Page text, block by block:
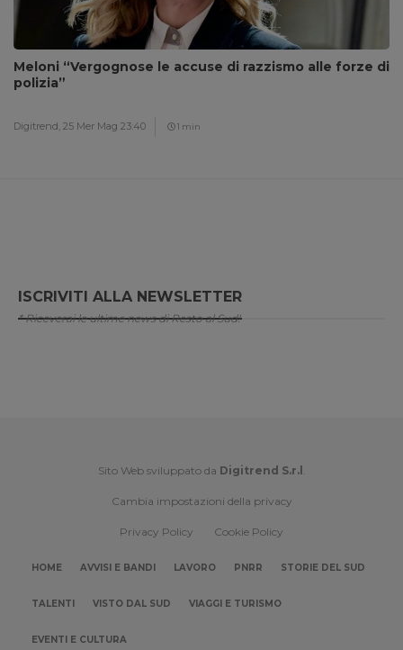
Meloni “Vergognose le accuse di razzismo alle forze di
polizia”
Digitrend, 25 Mer Mag 23:40 1 min
ISCRIVITI ALLA NEWSLETTER
* Riceverai le ultime news di Resto al Sud!
Sito Web sviluppato da Digitrend S.r.l .
Cambia impostazioni della privacy
Privacy Policy Cookie Policy
HOME AVVISI E BANDI LAVORO PNRR STORIE DEL SUD
TALENTI VISTO DAL SUD VIAGGI E TURISMO
EVENTI E CULTURA